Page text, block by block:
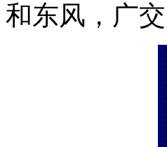
和东风，广